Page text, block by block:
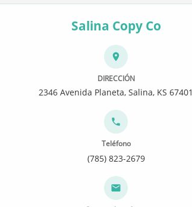
Salina Copy Co
DIRECCIÓN
2346 Avenida Planeta, Salina, KS 67401
Teléfono
(785) 823-2679